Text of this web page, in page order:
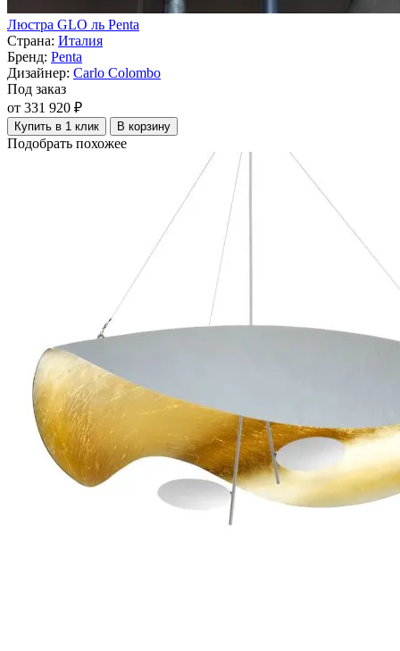
Люстра GLO ль Penta
Страна: Италия
Бренд: Penta
Дизайнер: Carlo Colombo
Под заказ
от 331 920 ₽
Купить в 1 клик В корзину
Подобрать похожее